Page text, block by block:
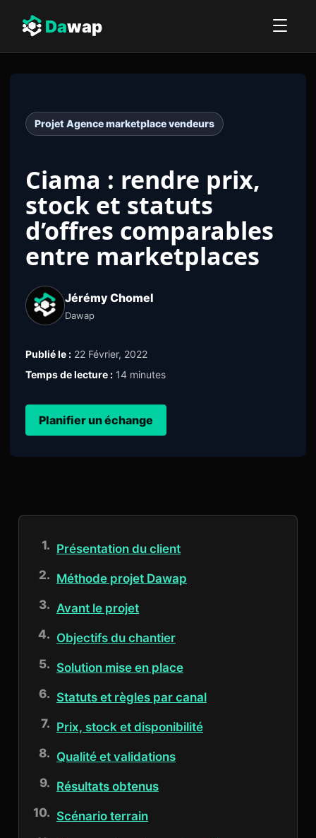
Dawap
Projet Agence marketplace vendeurs
Ciama : rendre prix,
stock et statuts
d’offres comparables
entre marketplaces
Jérémy Chomel
Dawap
Publié le : 22 Février, 2022
Temps de lecture : 14 minutes
Planifier un échange
Présentation du client
Méthode projet Dawap
Avant le projet
Objectifs du chantier
Solution mise en place
Statuts et règles par canal
Prix, stock et disponibilité
Qualité et validations
Résultats obtenus
Scénario terrain